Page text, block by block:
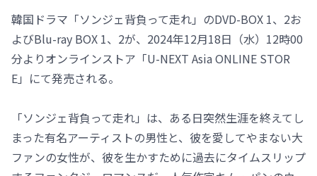
韓国ドラマ「ソンジェ背負って走れ」のDVD-BOX 1、2お
よびBlu-ray BOX 1、2が、2024年12月18日（水）12時00
分よりオンラインストア「U-NEXT Asia ONLINE STOR
E」にて発売される。
「ソンジェ背負って走れ」は、ある日突然生涯を終えてし
まった有名アーティストの男性と、彼を愛してやまない大
ファンの女性が、彼を生かすために過去にタイムスリップ